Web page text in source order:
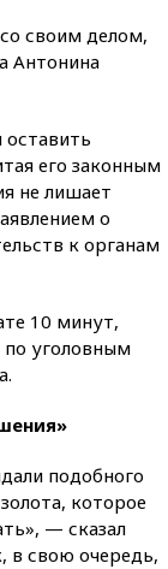
своим делом,
Антонина
его законным
не лишает
о
к органам
10 минут,
по уголовным
подобного
которое
— сказал
в свою очередь,